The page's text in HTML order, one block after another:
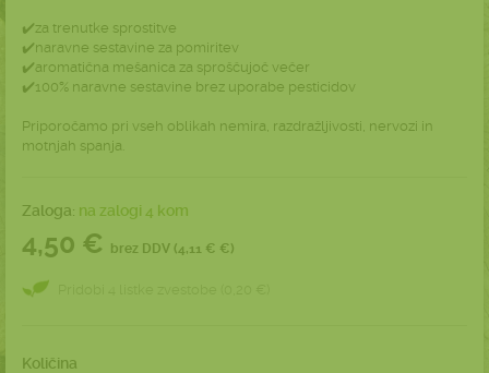
✔️za trenutke sprostitve
✔️naravne sestavine za pomiritev
✔️aromatična mešanica za sproščujoč večer
✔️100% naravne sestavine brez uporabe pesticidov
Priporočamo pri vseh oblikah nemira, razdražljivosti, nervozi in
motnjah spanja.
Zaloga: na zalogi 4 kom
4,50 € brez DDV (4,11 € €)
Količina